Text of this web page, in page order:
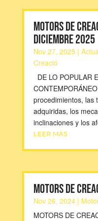
MOTORS DE
DICIEMBRE 2025
Nov 27, 2025|
Creació
DE LO POPULAR
procedimientos, las
adquiridas, los
inclinaciones y los
LEER MÁS
MOTORS DE
Nov 26, 2024|
MOTORS DE